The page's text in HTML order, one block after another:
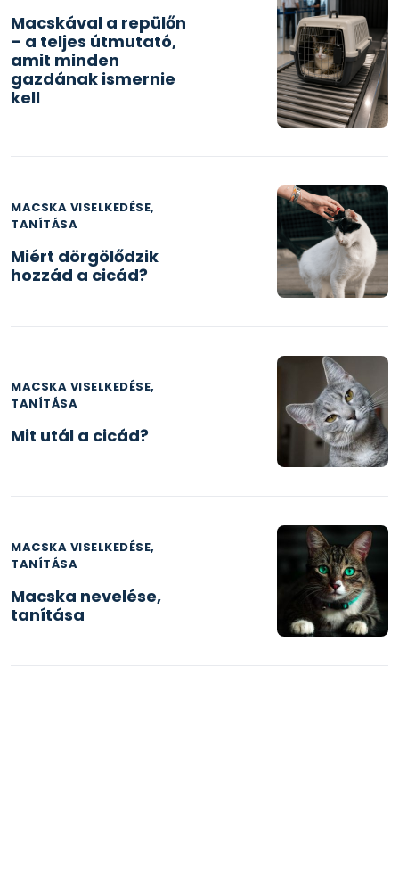
Macskával a repülőn
– a teljes útmutató,
amit minden
gazdának ismernie
kell
MACSKA VISELKEDÉSE,
TANÍTÁSA
Miért dörgölődzik
hozzád a cicád?
MACSKA VISELKEDÉSE,
TANÍTÁSA
Mit utál a cicád?
MACSKA VISELKEDÉSE,
TANÍTÁSA
Macska nevelése,
tanítása